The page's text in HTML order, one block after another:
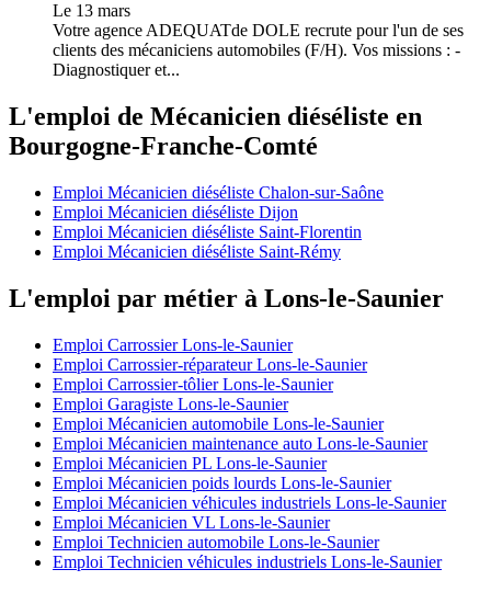
Le 13 mars
Votre agence ADEQUATde DOLE recrute pour l'un de ses
clients des mécaniciens automobiles (F/H). Vos missions : -
Diagnostiquer et...
L'emploi de Mécanicien diéséliste en
Bourgogne-Franche-Comté
Emploi Mécanicien diéséliste Chalon-sur-Saône
Emploi Mécanicien diéséliste Dijon
Emploi Mécanicien diéséliste Saint-Florentin
Emploi Mécanicien diéséliste Saint-Rémy
L'emploi par métier à Lons-le-Saunier
Emploi Carrossier Lons-le-Saunier
Emploi Carrossier-réparateur Lons-le-Saunier
Emploi Carrossier-tôlier Lons-le-Saunier
Emploi Garagiste Lons-le-Saunier
Emploi Mécanicien automobile Lons-le-Saunier
Emploi Mécanicien maintenance auto Lons-le-Saunier
Emploi Mécanicien PL Lons-le-Saunier
Emploi Mécanicien poids lourds Lons-le-Saunier
Emploi Mécanicien véhicules industriels Lons-le-Saunier
Emploi Mécanicien VL Lons-le-Saunier
Emploi Technicien automobile Lons-le-Saunier
Emploi Technicien véhicules industriels Lons-le-Saunier